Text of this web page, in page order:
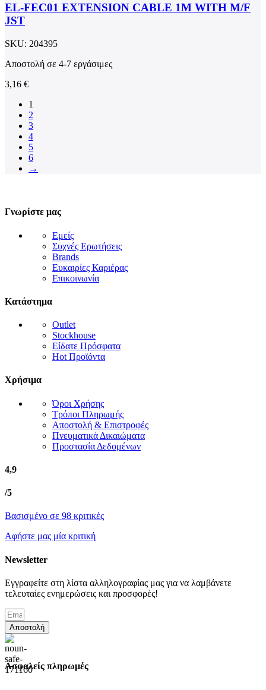
EL-FEC01 EXTENSION CABLE 1M WITH M/F
JST
SKU: 204395
Αποστολή σε 4-7 εργάσιμες
3,16 €
1
2
3
4
5
6
→
Γνωρίστε μας
Εμείς
Συχνές Ερωτήσεις
Brands
Ευκαιρίες Καριέρας
Επικοινωνία
Κατάστημα
Outlet
Stockhouse
Είδατε Πρόσφατα
Hot Προϊόντα
Χρήσιμα
Όροι Χρήσης
Τρόποι Πληρωμής
Αποστολή & Επιστροφές
Πνευματικά Δικαιώματα
Προστασία Δεδομένων
4,9
/5
Βασισμένο σε 98 κριτικές
Αφήστε μας μία κριτική
Newsletter
Εγγραφείτε στη λίστα αλληλογραφίας μας για να λαμβάνετε
τελευταίες ενημερώσεις και προσφορές!
Αποστολή
Ασφαλείς πληρωμές